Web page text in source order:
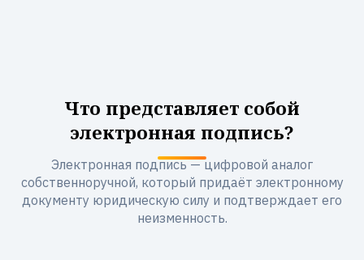
Что представляет собой
электронная подпись?
Электронная подпись — цифровой аналог
собственноручной, который придаёт электронному
документу юридическую силу и подтверждает его
неизменность.